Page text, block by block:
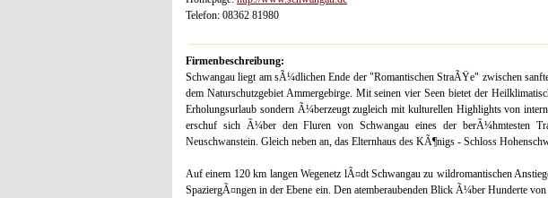
Telefon: 08362 81980
Firmenbeschreibung:
Schwangau liegt am sÃ¼dlichen Ende der "Romantischen StraÃŸe" zwischen
dem Naturschutzgebiet Ammergebirge. Mit seinen vier Seen bietet der
Erholungsurlaub sondern Ã¼berzeugt zugleich mit kulturellen Highlights von
erschuf sich Ã¼ber den Fluren von Schwangau eines der berÃ¼hmtesten
Neuschwanstein. Gleich neben an, das Elternhaus des KÃ¶nigs - Schloss
Auf einem 120 km langen Wegenetz lÃ¤dt Schwangau zu wildromantischen
SpaziergÃ¤ngen in der Ebene ein. Den atemberaubenden Blick Ã¼ber Hunderte